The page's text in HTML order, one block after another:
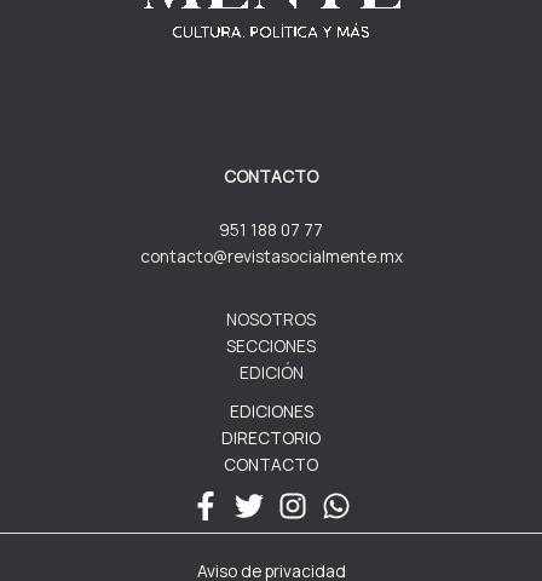
CONTACTO
951 188 07 77
contacto@revistasocialmente.mx
NOSOTROS
SECCIONES
EDICIÓN
EDICIONES
DIRECTORIO
CONTACTO
Aviso de privacidad